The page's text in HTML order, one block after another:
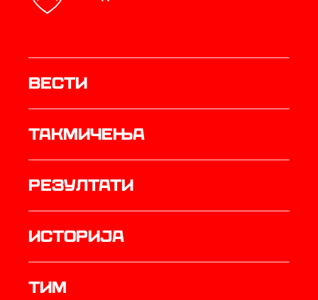
Вести
Такмичења
резултати
историја
ТИМ